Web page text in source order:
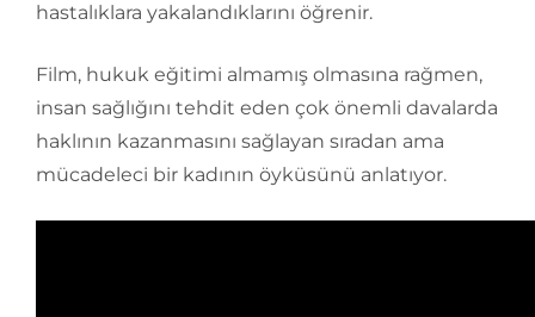
hastalıklara yakalandıklarını öğrenir.
Film, hukuk eğitimi almamış olmasına rağmen,
insan sağlığını tehdit eden çok önemli davalarda
haklının kazanmasını sağlayan sıradan ama
mücadeleci bir kadının öyküsünü anlatıyor.